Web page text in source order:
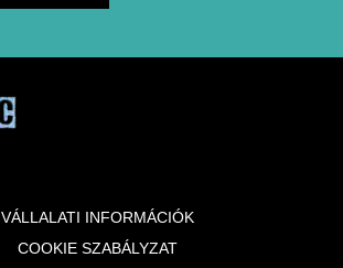
VÁLLALATI INFORMÁCIÓK
COOKIE SZABÁLYZAT